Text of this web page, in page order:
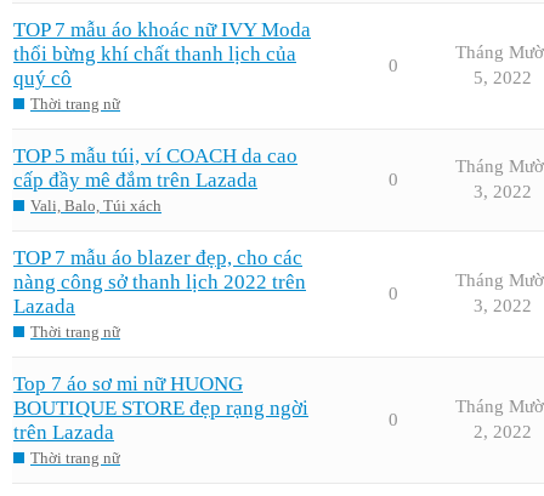
TOP 7 mẫu áo khoác nữ IVY Moda
thổi bừng khí chất thanh lịch của
quý cô
Thời trang nữ
0
Tháng
5, 2022
TOP 5 mẫu túi, ví COACH da cao
cấp đầy mê đắm trên Lazada
Vali, Balo, Túi xách
0
Tháng
3, 2022
TOP 7 mẫu áo blazer đẹp, cho các
nàng công sở thanh lịch 2022 trên
Lazada
Thời trang nữ
0
Tháng
3, 2022
Top 7 áo sơ mi nữ HUONG
BOUTIQUE STORE đẹp rạng ngời
trên Lazada
Thời trang nữ
0
Tháng
2, 2022